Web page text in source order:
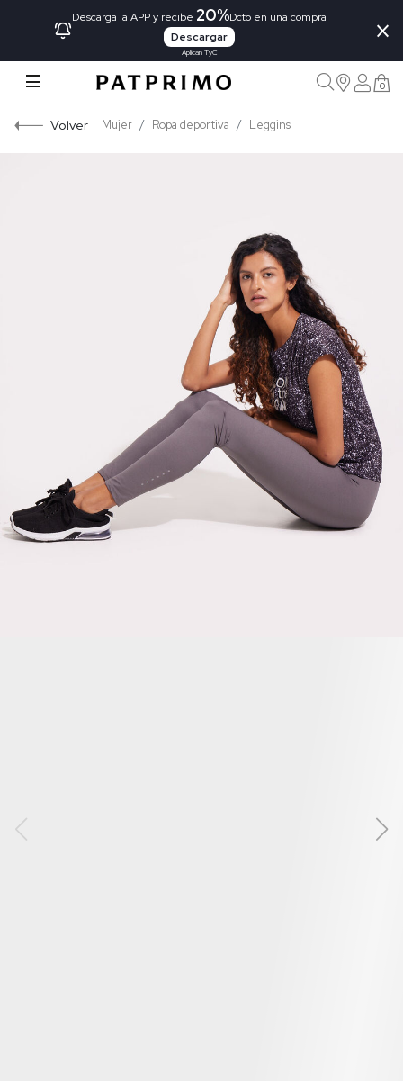
Descarga la APP y recibe 20%Dcto en una compra
Descargar
Aplican TyC
×
0
Volver Mujer Ropa deportiva Leggins